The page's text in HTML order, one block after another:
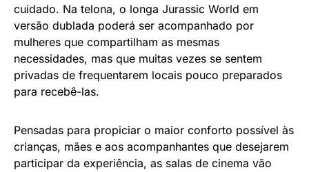
cuidado. Na telona, o longa Jurassic World em
versão dublada poderá ser acompanhado por
mulheres que compartilham as mesmas
necessidades, mas que muitas vezes se sentem
privadas de frequentarem locais pouco preparados
para recebê-las.
Pensadas para propiciar o maior conforto possível às
crianças, mães e aos acompanhantes que desejarem
participar da experiência, as salas de cinema vão